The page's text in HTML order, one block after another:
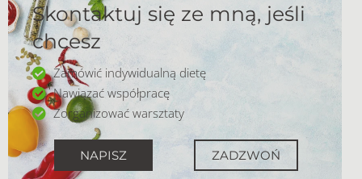
Skontaktuj się ze mną, jeśli
chcesz
Zamówić indywidualną dietę
Nawiązać współpracę
Zorganizować warsztaty
NAPISZ ZADZWOŃ